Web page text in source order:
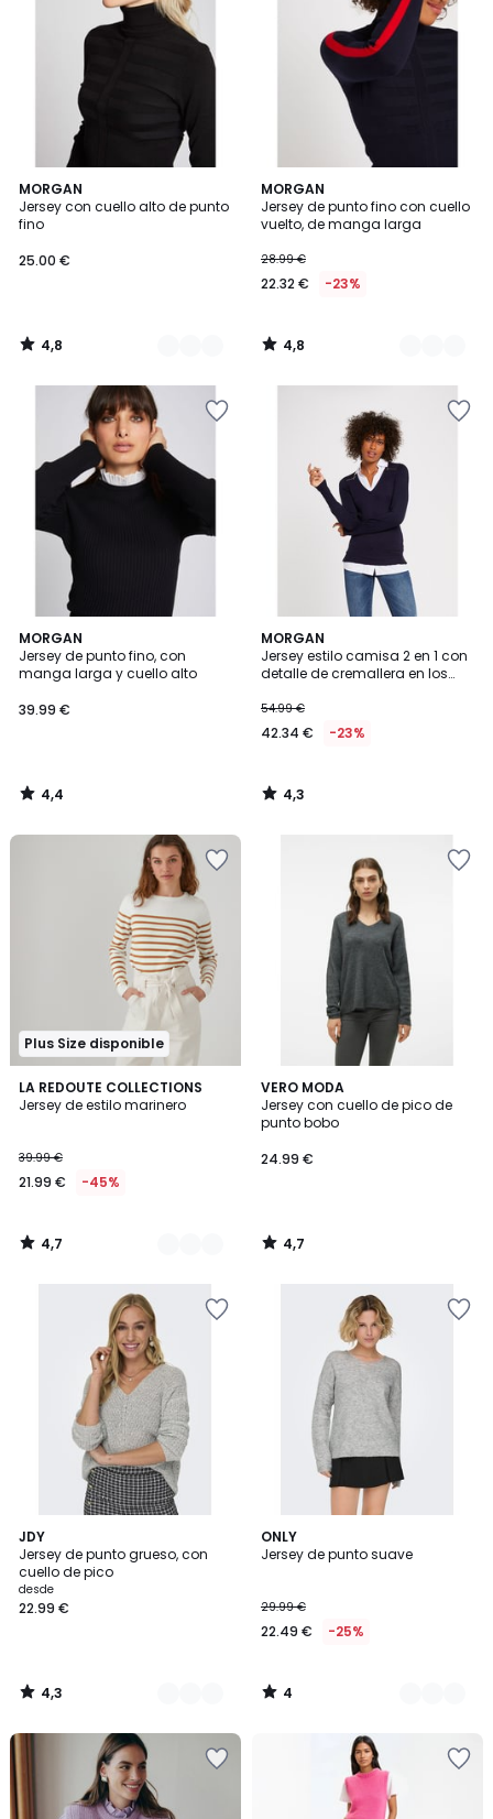
MORGAN
Jersey con cuello alto de punto
fino
25.00 €
4,8
/ 5
2
Colores
4,8
/
MORGAN
Jersey de punto fino con cuello
vuelto, de manga larga
28.99 €
22.32 € -23%
4,8
/ 5
2
Colores
4,8
/
MORGAN
Jersey de punto fino, con
manga larga y cuello alto
39.99 €
4,4
/ 5
4,4
/
MORGAN
Jersey estilo camisa 2 en 1 con
detalle de cremallera en los
54.99 €
42.34 € -23%
4,3
/ 5
4,3
/
Plus Size disponible
LA REDOUTE COLLECTIONS
Jersey de estilo marinero
39.99 €
21.99 € -45%
4,7
/ 5
3
Colores
4,7
/
VERO MODA
Jersey con cuello de pico de
punto bobo
24.99 €
4,7
/ 5
4,7
/
JDY
Jersey de punto grueso, con
cuello de pico
desde
22.99 €
4,3
/ 5
2
Colores
4,3
/
ONLY
Jersey de punto suave
29.99 €
22.49 € -25%
4
/
3
Colores
4
/